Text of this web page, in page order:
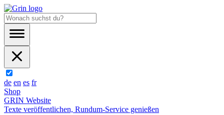
de en es fr
Shop
GRIN Website
Texte veröffentlichen, Rundum-Service genießen